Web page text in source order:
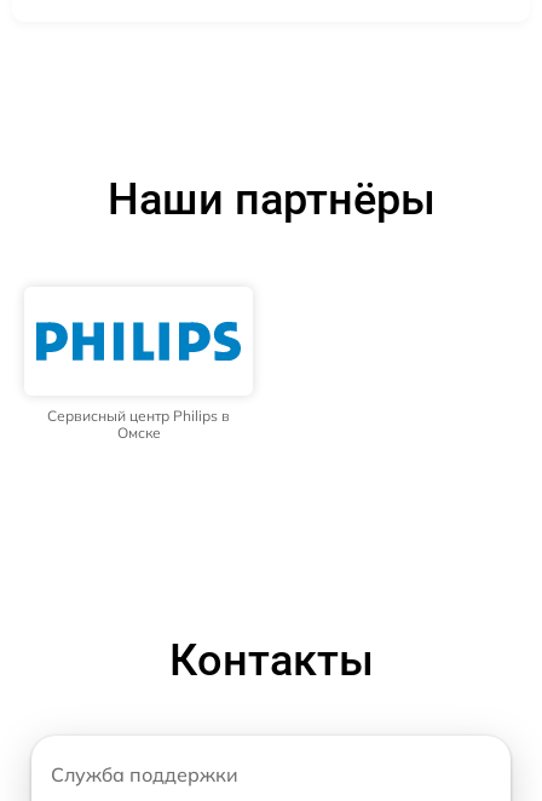
Наши партнёры
Сервисный центр Philips в
Омске
Контакты
Служба поддержки